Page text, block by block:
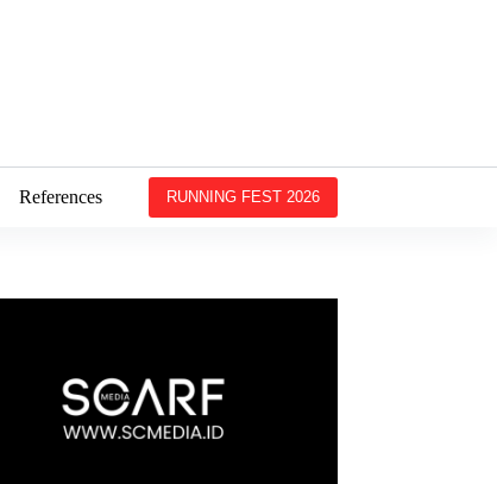
References RUNNING FEST 2026